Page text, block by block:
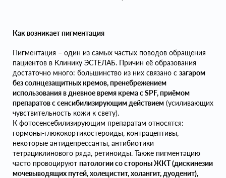
Как возникает пигментация
Пигментация – один из самых частых поводов обращения
пациентов в Клинику ЭСТЕЛАБ. Причин её образования
достаточно много: большинство из них связано с загаром
без солнцезащитных кремов, пренебрежением
использования в дневное время крема с SPF, приёмом
препаратов с сенсибилизирующим действием (усиливающих
чувствительность кожи к свету).
К фотосенсебилизирующим препаратам относятся:
гормоны-глюкокортикостероиды, контрацептивы,
некоторые антидепрессанты, антибиотики
тетрациклинового ряда, ретиноиды. Также пигментацию
часто провоцируют патологии со стороны ЖКТ (дискинезии
мочевыводящих путей, холецистит, холангит, дуоденит),